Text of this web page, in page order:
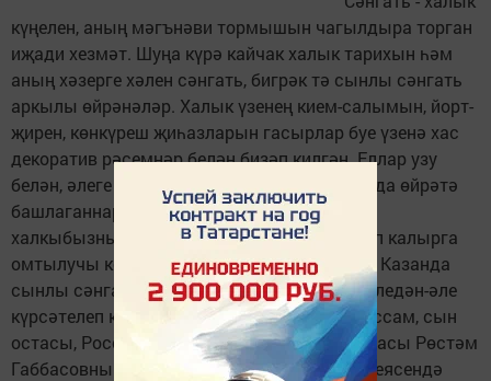
күңелен, аның мәгънәви тормышын чагылдыра торган
иҗади хезмәт. Шуңа күрә кайчак халык тарихын һәм
аның хәзерге хәлен сәнгать, бигрәк тә сынлы сәнгать
аркылы өйрәнәләр. Халык үзенең кием-салымын, йорт-
җирен, көнкүреш җиһазларын гасырлар буе үзенә хас
декоратив рәсемнәр белән бизәп килгән. Еллар узу
белән, әлеге һөнәргә махсус уку йортларында өйрәтә
башлаганнар. Сынчылар хәзерге көндә дә
халкыбызның тарихи кыйммәтләрен саклап калырга
омтылучы кешеләрдән санала. Мәркәзебез Казанда
сынлы сәнгать осталарының хезмәтләре әледән-әле
күрсәтелеп килә. Күптән түгел күренекле рәссам, сын
остасы, Россиянең Рәссамнар берлеге әгъзасы Рөстәм
Габбасовның "Хәзинә" милли сәнгать галереясендә